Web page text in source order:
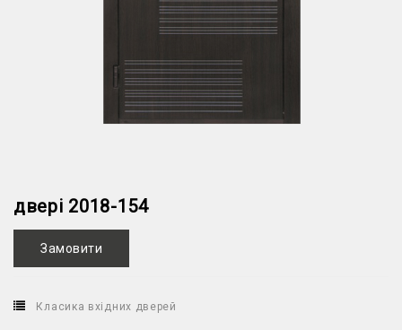
двері 2018-154
Замовити
Класика вхідних дверей